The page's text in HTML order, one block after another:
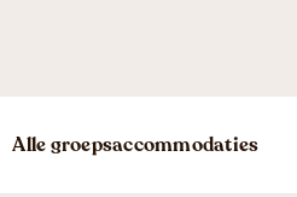
Alle groepsaccommodaties